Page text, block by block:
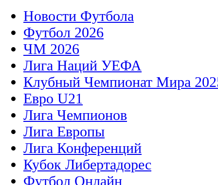
Новости Футбола
Футбол 2026
ЧМ 2026
Лига Наций УЕФА
Клубный Чемпионат Мира
Евро U21
Лига Чемпионов
Лига Европы
Лига Конференций
Кубок Либертадорес
Футбол Онлайн